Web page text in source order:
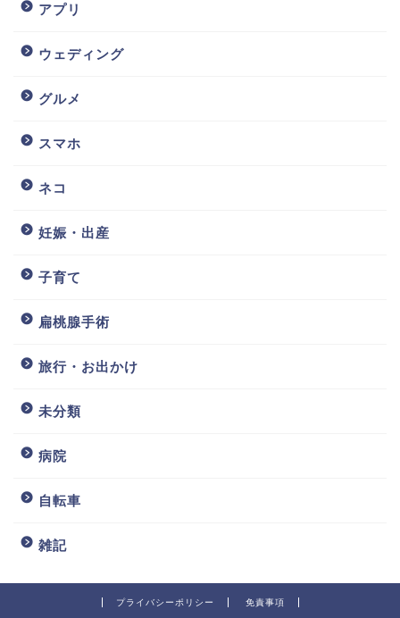
アプリ
ウェディング
グルメ
スマホ
ネコ
妊娠・出産
子育て
扁桃腺手術
旅行・お出かけ
未分類
病院
自転車
雑記
プライバシーポリシー 免責事項